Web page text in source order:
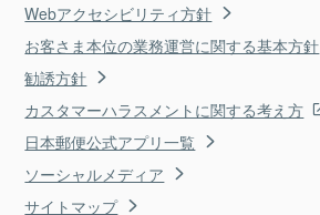
Webアクセシビリティ方針
お客さま本位の業務運営に関する基本方針
勧誘方針
カスタマーハラスメントに関する考え方
日本郵便公式アプリ一覧
ソーシャルメディア
サイトマップ